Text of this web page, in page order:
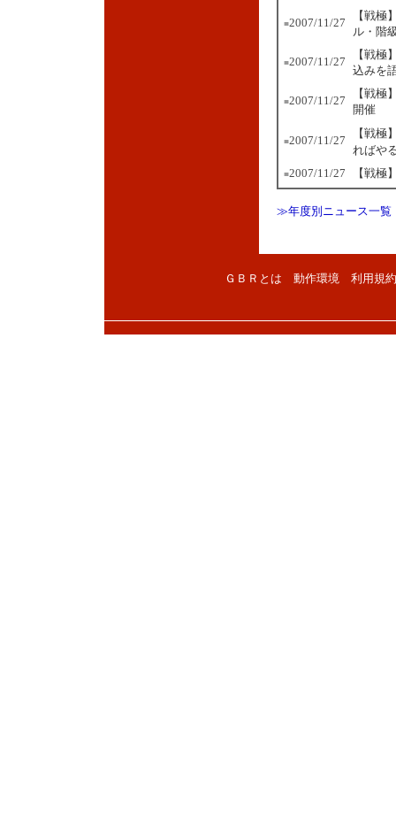
■2007/11/27
【戦極
ル・階
■2007/11/27
【戦極
込みを
■2007/11/27
【戦極
開催
■2007/11/27
【戦極
ればや
■2007/11/27 【戦
≫年度別ニュース一覧
ＧＢＲとは 動作環境 利用規約